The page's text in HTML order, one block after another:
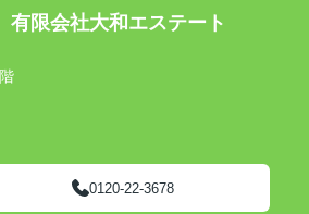
社大和エステート
0120-22-3678